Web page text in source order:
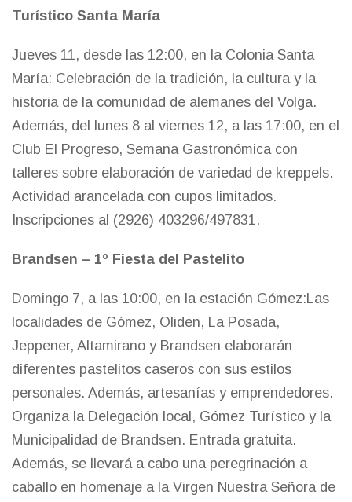
Turístico Santa María
Jueves 11, desde las 12:00, en la Colonia Santa
María: Celebración de la tradición, la cultura y la
historia de la comunidad de alemanes del Volga.
Además, del lunes 8 al viernes 12, a las 17:00, en el
Club El Progreso, Semana Gastronómica con
talleres sobre elaboración de variedad de kreppels.
Actividad arancelada con cupos limitados.
Inscripciones al (2926) 403296/497831.
Brandsen – 1º Fiesta del Pastelito
Domingo 7, a las 10:00, en la estación Gómez:Las
localidades de Gómez, Oliden, La Posada,
Jeppener, Altamirano y Brandsen elaborarán
diferentes pastelitos caseros con sus estilos
personales. Además, artesanías y emprendedores.
Organiza la Delegación local, Gómez Turístico y la
Municipalidad de Brandsen. Entrada gratuita.
Además, se llevará a cabo una peregrinación a
caballo en homenaje a la Virgen Nuestra Señora de